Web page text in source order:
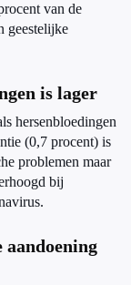
van de
geestelijke
is lager
hersenbloedingen
(0,7 procent) is
problemen maar
bij
aandoening